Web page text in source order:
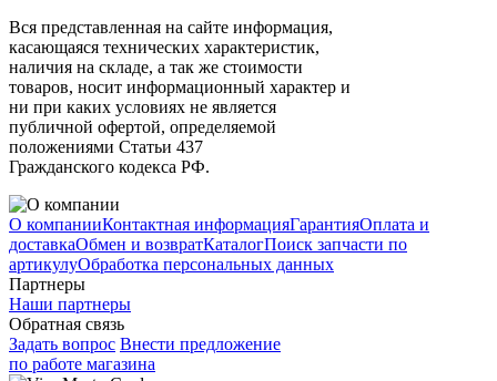
Вся представленная на сайте информация,
касающаяся технических характеристик,
наличия на складе, а так же стоимости
товаров, носит информационный характер и
ни при каких условиях не является
публичной офертой, определяемой
положениями Статьи 437
Гражданского кодекса РФ.
О компанииКонтактная информацияГарантияОплата и
доставкаОбмен и возвратКаталогПоиск запчасти по
артикулуОбработка персональных данных
Партнеры
Наши партнеры
Обратная связь
Задать вопрос Внести предложение
по работе магазина